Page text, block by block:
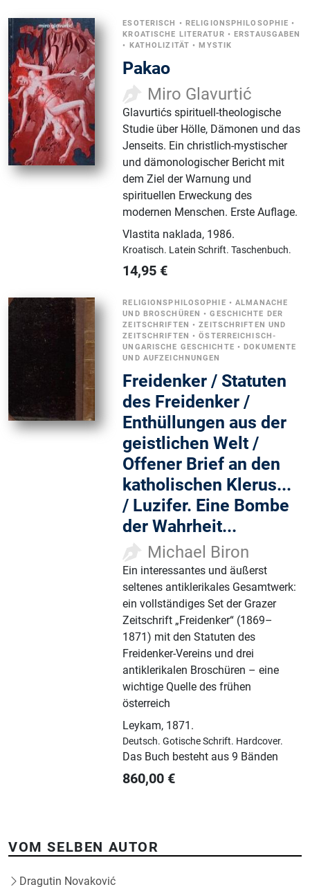
ESOTERISCH • RELIGIONSPHILOSOPHIE •
KROATISCHE LITERATUR •ERSTAUSGABEN
• KATHOLIZITÄT •MYSTIK
Pakao
Miro Glavurtić
Glavurtićs spirituell-theologische
Studie über Hölle, Dämonen und das
Jenseits. Ein christlich-mystischer
und dämonologischer Bericht mit
dem Ziel der Warnung und
spirituellen Erweckung des
modernen Menschen. Erste Auflage.
Vlastita naklada, 1986.
Kroatisch. Latein Schrift.Taschenbuch.
14,95 €
RELIGIONSPHILOSOPHIE •ALMANACHE
UND BROSCHÜREN •GESCHICHTE DER
ZEITSCHRIFTEN •ZEITSCHRIFTEN UND
ZEITSCHRIFTEN •ÖSTERREICHISCH-
UNGARISCHE GESCHICHTE •DOKUMENTE
UND AUFZEICHNUNGEN
Freidenker / Statuten
des Freidenker /
Enthüllungen aus der
geistlichen Welt /
Offener Brief an den
katholischen Klerus...
/ Luzifer. Eine Bombe
der Wahrheit...
Michael Biron
Ein interessantes und äußerst
seltenes antiklerikales Gesamtwerk:
ein vollständiges Set der Grazer
Zeitschrift „Freidenker“ (1869–
1871) mit den Statuten des
Freidenker-Vereins und drei
antiklerikalen Broschüren – eine
wichtige Quelle des frühen
österreich
Leykam, 1871.
Deutsch.Gotische Schrift. Hardcover.
Das Buch besteht aus 9 Bänden
860,00 €
VOM SELBEN AUTOR
Dragutin Novaković